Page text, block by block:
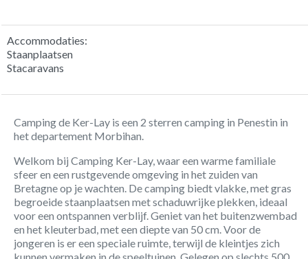
Accommodaties:
Staanplaatsen
Stacaravans
Camping de Ker-Lay is een 2 sterren camping in Penestin in
het departement Morbihan.
Welkom bij Camping Ker-Lay, waar een warme familiale
sfeer en een rustgevende omgeving in het zuiden van
Bretagne op je wachten. De camping biedt vlakke, met gras
begroeide staanplaatsen met schaduwrijke plekken, ideaal
voor een ontspannen verblijf. Geniet van het buitenzwembad
en het kleuterbad, met een diepte van 50 cm. Voor de
jongeren is er een speciale ruimte, terwijl de kleintjes zich